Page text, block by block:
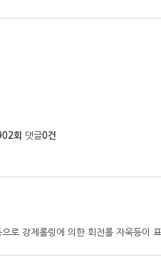
회 댓글0건
로 강제롤링에 의한 회전롤 자욱등이